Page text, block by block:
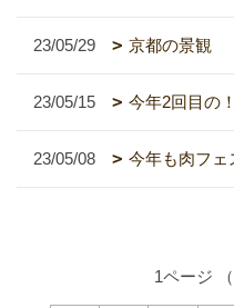
23/05/29 京都の景観
23/05/15 今年2回目の！
23/05/08 今年も肉フェ
1ページ